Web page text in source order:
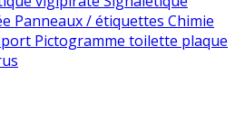
Panneaux / étiquettes Chimie
Pictogramme toilette plaque